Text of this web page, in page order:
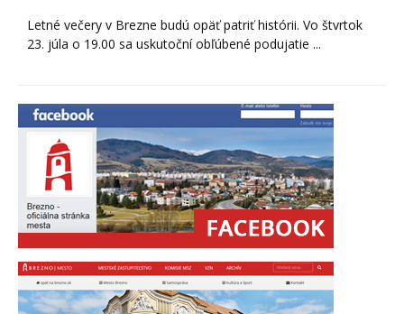
Letné večery v Brezne budú opäť patriť histórii. Vo štvrtok
23. júla o 19.00 sa uskutoční obľúbené podujatie ...